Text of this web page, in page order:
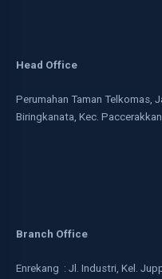
Head Office
Perumahan Taman Telkomas,
Biringkanata, Kec.
Branch Office
Enrekang : Jl. Industri, Kel.